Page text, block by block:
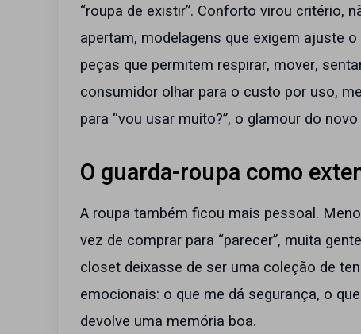
“roupa de existir”. Conforto virou critério,
apertam, modelagens que exigem ajuste
peças que permitem respirar, mover,
consumidor olhar para o custo por uso,
para “vou usar muito?”, o glamour do
O guarda-roupa como
A roupa também ficou mais pessoal.
vez de comprar para “parecer”, muita
closet deixasse de ser uma coleção de
emocionais: o que me dá segurança, o
devolve uma memória boa.